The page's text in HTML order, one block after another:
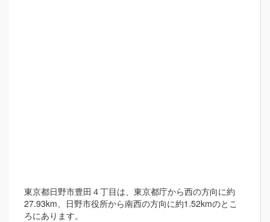
東京都日野市豊田４丁目は、東京都庁から西の方向に約
27.93km、日野市役所から南西の方向に約1.52kmのとこ
ろにあります。